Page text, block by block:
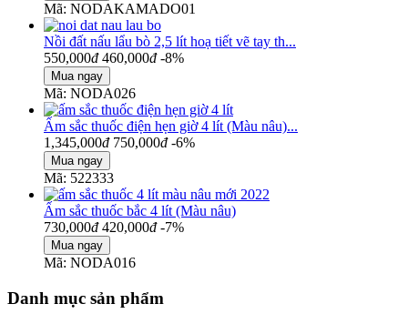
Mã: NODAKAMADO01
Nồi đất nấu lẩu bò 2,5 lít hoạ tiết vẽ tay th...
550,000đ 460,000đ -8%
Mã: NODA026
Ấm sắc thuốc điện hẹn giờ 4 lít (Màu nâu)...
1,345,000đ 750,000đ -6%
Mã: 522333
Ấm sắc thuốc bắc 4 lít (Màu nâu)
730,000đ 420,000đ -7%
Mã: NODA016
Danh mục sản phẩm